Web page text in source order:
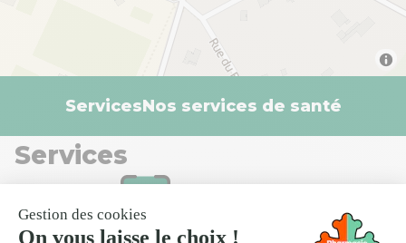
ServicesNos services de santé
Services
Scan ordonnance